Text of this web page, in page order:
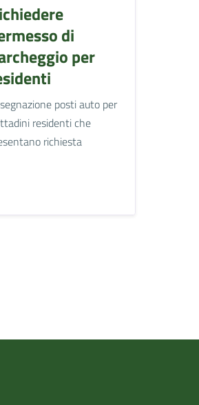
di
per
posti auto per
residenti che
richiesta